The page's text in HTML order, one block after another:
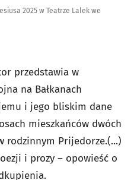
2025 w Teatrze Lalek we
przedstawia w
na Bałkanach
i jego bliskim dane
mieszkańców dwóch
rodzinnym Prijedorze.(...)
i prozy – opowieść o